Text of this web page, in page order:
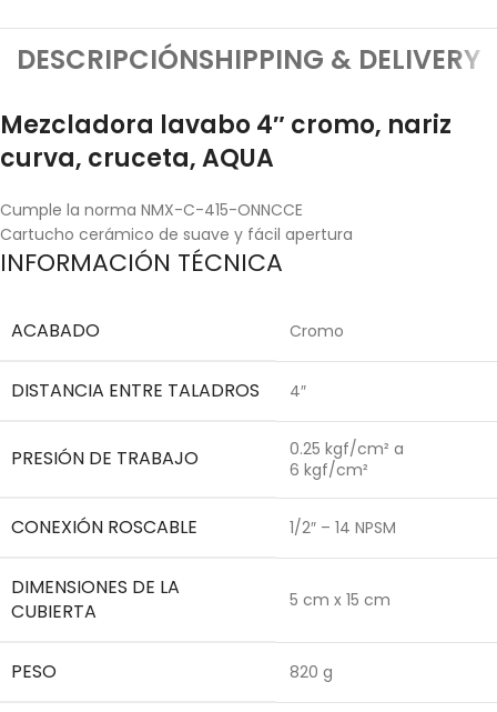
DESCRIPCIÓNSHIPPING & DELIVERY
Mezcladora lavabo 4″ cromo, nariz
curva, cruceta, AQUA
Cumple la norma NMX-C-415-ONNCCE
Cartucho cerámico de suave y fácil apertura
INFORMACIÓN TÉCNICA
ACABADO Cromo
DISTANCIA ENTRE TALADROS 4″
PRESIÓN DE TRABAJO
0.25 kgf/cm² a
6 kgf/cm²
CONEXIÓN ROSCABLE 1/2″ – 14 NPSM
DIMENSIONES DE LA
CUBIERTA
5 cm x 15 cm
PESO 820 g